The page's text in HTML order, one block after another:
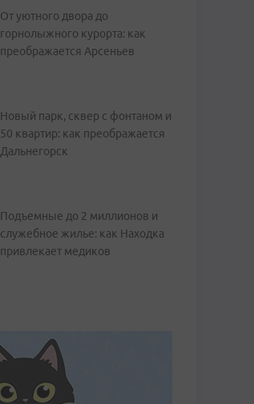
От уютного двора до
горнолыжного курорта: как
преображается Арсеньев
Новый парк, сквер с фонтаном и
50 квартир: как преображается
Дальнегорск
Подъемные до 2 миллионов и
служебное жилье: как Находка
привлекает медиков